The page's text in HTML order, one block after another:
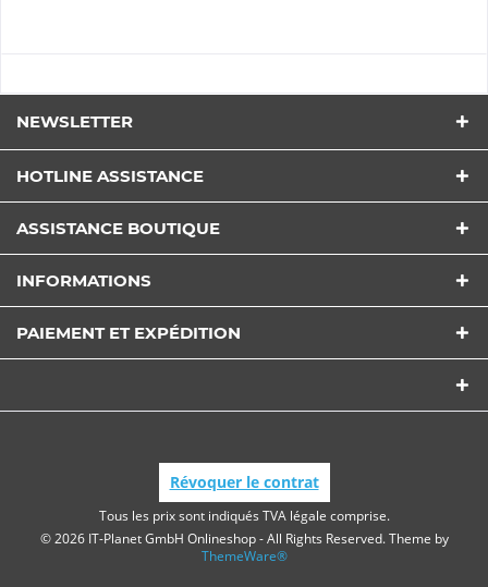
NEWSLETTER
HOTLINE ASSISTANCE
ASSISTANCE BOUTIQUE
INFORMATIONS
PAIEMENT ET EXPÉDITION
Révoquer le contrat
Tous les prix sont indiqués TVA légale comprise.
© 2026 IT-Planet GmbH Onlineshop - All Rights Reserved. Theme by
ThemeWare®